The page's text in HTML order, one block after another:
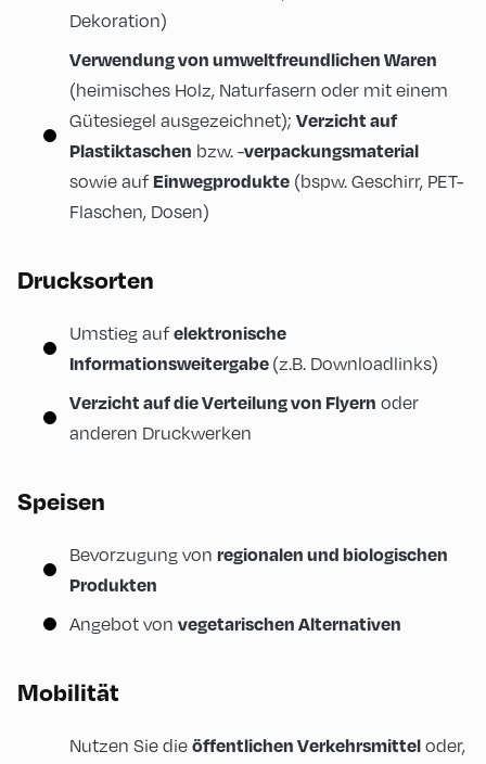
Dekoration)
Verwendung von umweltfreundlichen Waren
(heimisches Holz, Naturfasern oder mit einem
Gütesiegel ausgezeichnet); Verzicht auf
Plastiktaschen bzw. -verpackungsmaterial
sowie auf Einwegprodukte (bspw. Geschirr, PET-
Flaschen, Dosen)
Drucksorten
Umstieg auf elektronische
Informationsweitergabe (z.B. Downloadlinks)
Verzicht auf die Verteilung von Flyern oder
anderen Druckwerken
Speisen
Bevorzugung von regionalen und biologischen
Produkten
Angebot von vegetarischen Alternativen
Mobilität
Nutzen Sie die öffentlichen Verkehrsmittel oder,